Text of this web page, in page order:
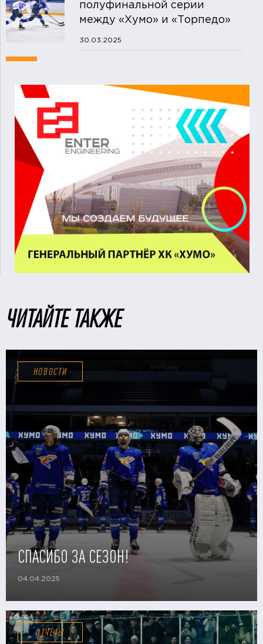
полуфинальной серии
между «Хумо» и «Торпедо»
30.03.2025
ЧИТАЙТЕ ТАКЖЕ
НОВОСТИ
СПАСИБО ЗА СЕЗОН!
04.04.2025
ОТЧЕТЫ